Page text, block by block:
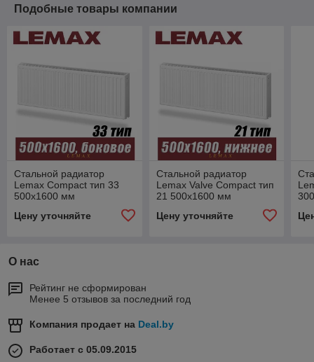
Подобные товары компании
Стальной радиатор
Lemax Compact тип 33
500x1600 мм
Цену уточняйте
Стальной радиатор
Lemax Valve Compact тип
21 500x1600 мм
Цену уточняйте
О нас
Рейтинг не сформирован
Менее 5 отзывов за последний год
Компания продает на Deal.by
Работает с 05.09.2015